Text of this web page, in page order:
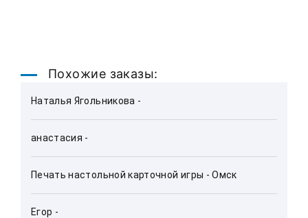
Похожие заказы:
Наталья Ягольникова -
анастасия -
Печать настольной карточной игры - Омск
Егор -